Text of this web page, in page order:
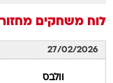
לוח משחקים מחזור 28
27/02/2026
וולבס